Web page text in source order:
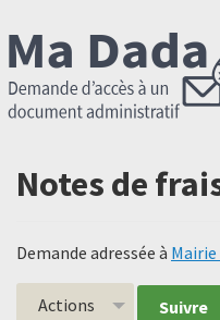
Notes de
Demande adressée à
Actions Suivre